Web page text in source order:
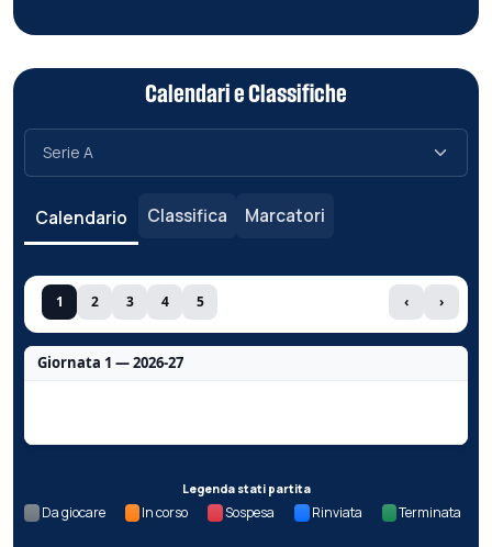
Calendari e Classifiche
Calendario Classifica Marcatori
1 2 3 4 5 ‹ ›
Giornata 1 — 2026-27
Legenda stati partita
Da giocare In corso Sospesa Rinviata Terminata